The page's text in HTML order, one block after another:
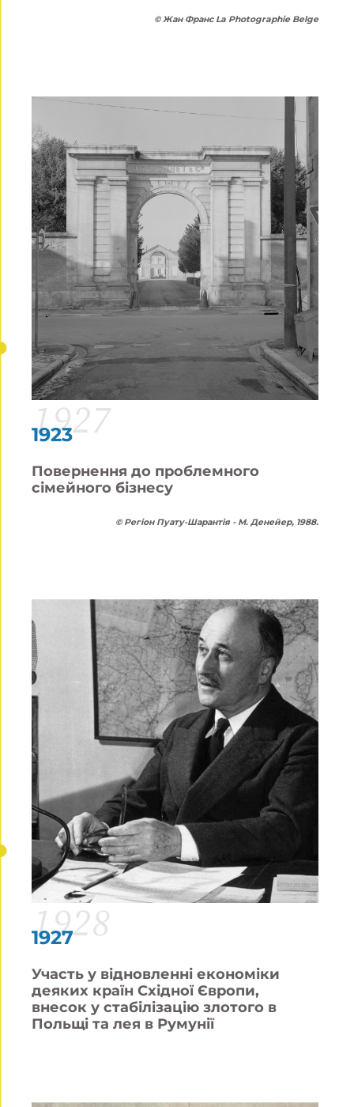
©Жан Франс La Photographie Belge
1923
1927
Повернення до проблемного
сімейного бізнесу
©Регіон Пуату-Шарантія - М. Денейер, 1988.
1927
1928
Участь у відновленні економіки
деяких країн Східної Європи,
внесок у стабілізацію злотого в
Польщі та лея в Румунії